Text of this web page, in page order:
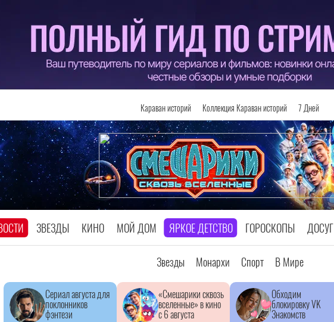
Караван историй Коллекция Караван историй 7 Дней
ЗВЕЗДЫ КИНО МОЙ ДОМ ЯРКОЕ ДЕТСТВО ГОРОСКОПЫ ДОСУГ
Звезды Монархи Спорт В Мире
Сериал августа для
поклонников
фэнтези
«Смешарики сквозь
вселенные» в кино
с 6 августа
Обходим
блокировку VK
Знакомств